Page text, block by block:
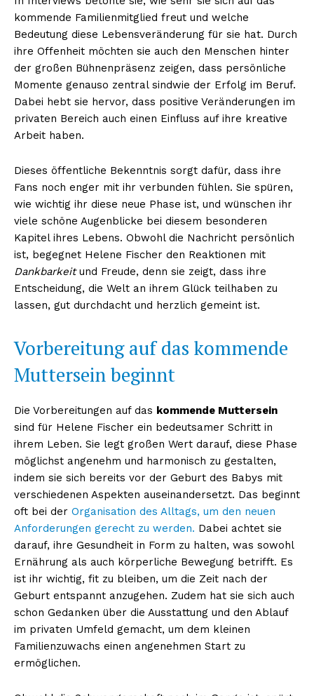
kommende Familienmitglied freut und welche
Bedeutung diese Lebensveränderung für sie hat. Durch
ihre Offenheit möchten sie auch den Menschen hinter
der großen Bühnenpräsenz zeigen, dass persönliche
Momente genauso zentral sindwie der Erfolg im Beruf.
Dabei hebt sie hervor, dass positive Veränderungen im
privaten Bereich auch einen Einfluss auf ihre kreative
Arbeit haben.
Dieses öffentliche Bekenntnis sorgt dafür, dass ihre
Fans noch enger mit ihr verbunden fühlen. Sie spüren,
wie wichtig ihr diese neue Phase ist, und wünschen ihr
viele schöne Augenblicke bei diesem besonderen
Kapitel ihres Lebens. Obwohl die Nachricht persönlich
ist, begegnet Helene Fischer den Reaktionen mit
Dankbarkeitund Freude, denn sie zeigt, dass ihre
Entscheidung, die Welt an ihrem Glück teilhaben zu
lassen, gut durchdacht und herzlich gemeint ist.
Vorbereitung auf das kommende
Muttersein beginnt
Die Vorbereitungen auf das kommende Muttersein
sind für Helene Fischer ein bedeutsamer Schritt in
ihrem Leben. Sie legt großen Wert darauf, diese Phase
möglichst angenehm und harmonisch zu gestalten,
indem sie sich bereits vor der Geburt des Babys mit
verschiedenen Aspekten auseinandersetzt. Das beginnt
oft bei der Organisation des Alltags, um den neuen
Anforderungen gerecht zu werden. Dabei achtet sie
darauf, ihre Gesundheit in Form zu halten, was sowohl
Ernährung als auch körperliche Bewegung betrifft. Es
ist ihr wichtig, fit zu bleiben, um die Zeit nach der
Geburt entspannt anzugehen. Zudem hat sie sich auch
schon Gedanken über die Ausstattung und den Ablauf
im privaten Umfeld gemacht, um dem kleinen
Familienzuwachs einen angenehmen Start zu
ermöglichen.